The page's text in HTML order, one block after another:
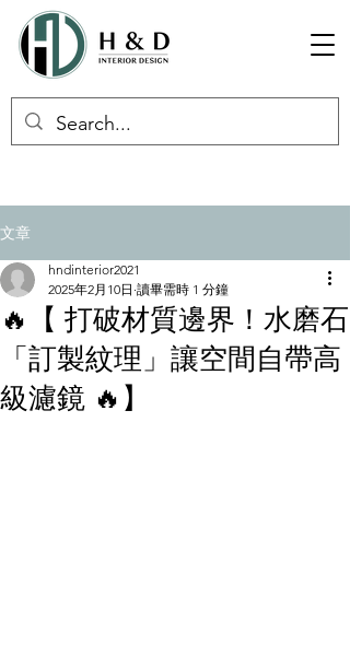
文章
🔥【 打破材質邊界！水磨石
「訂製紋理」讓空間自帶高
級濾鏡 🔥】
hndinterior2021
2025年2月10日 讀畢需時 1 分鐘